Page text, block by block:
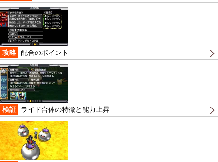
攻略 配合のポイント
検証 ライド合体の特徴と能力上昇